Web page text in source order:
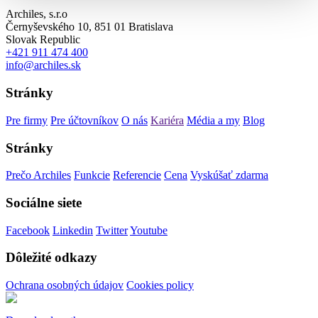
Archiles, s.r.o
Černyševského 10, 851 01 Bratislava
Slovak Republic
+421 911 474 400
info@archiles.sk
Stránky
Pre firmy Pre účtovníkov O nás Kariéra Média a my Blog
Stránky
Prečo Archiles Funkcie Referencie Cena Vyskúšať zdarma
Sociálne siete
Facebook Linkedin TwitterYoutube
Dôležité odkazy
Ochrana osobných údajov Cookies policy